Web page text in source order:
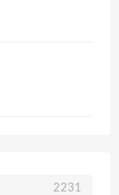
2231